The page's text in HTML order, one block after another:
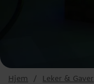
Hjem Leker & Gaver